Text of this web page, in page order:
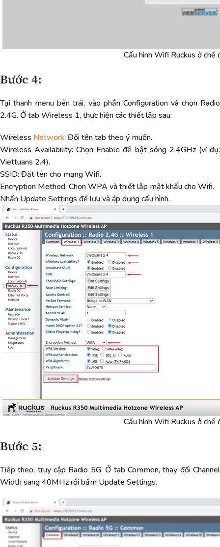
Cấu hình Wifi Ruckus ở chế
Bước 4:
Tại thanh menu bên trái, vào phần Configuration và chọn Radio
2.4G. Ở tab Wireless 1, thực hiện các thiết lập sau:
Wireless Network: Đổi tên tab theo ý muốn.
Wireless Availability: Chọn Enable để bật sóng 2.4GHz (ví dụ:
Viettuans 2.4).
SSID: Đặt tên cho mạng Wifi.
Encryption Method: Chọn WPA và thiết lập mật khẩu cho Wifi.
Nhấn Update Settings để lưu và áp dụng cấu hình.
Cấu hình Wifi Ruckus ở chế
Bước 5:
Tiếp theo, truy cập Radio 5G. Ở tab Common, thay đổi Channel
Width sang 40MHz rồi bấm Update Settings.